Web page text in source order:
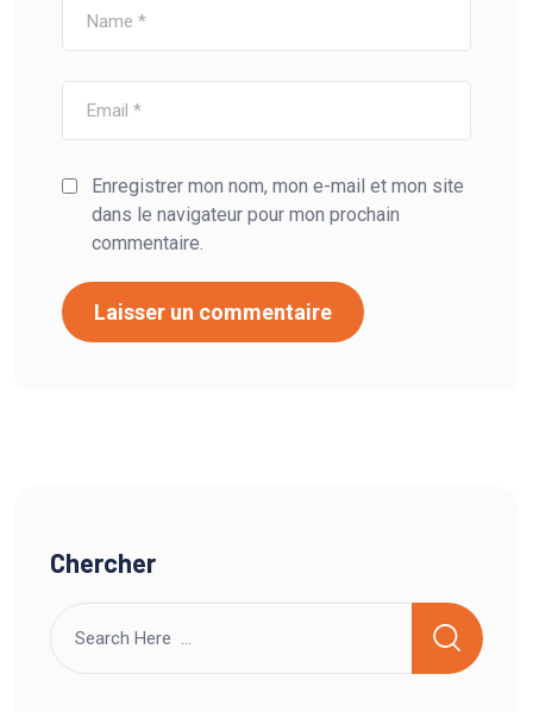
Enregistrer mon nom, mon e-mail et mon site
dans le navigateur pour mon prochain
commentaire.
Chercher